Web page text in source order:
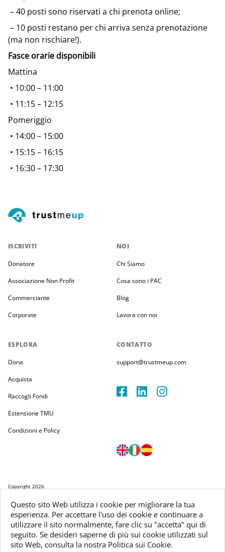
Questo sito Web utilizza i cookie per migliorare la tua
esperienza. Per accettare l'uso dei cookie e continuare a
utilizzare il sito normalmente, fare clic su "accetta" qui di
seguito. Se desideri saperne di più sui cookie utilizzati sul
sito Web, consulta la nostra Politica sui Cookie.
– 40 posti sono riservati a chi prenota online;
– 10 posti restano per chi arriva senza prenotazione
(ma non rischiare!).
Fasce orarie disponibili
Mattina
• 10:00 – 11:00
• 11:15 – 12:15
Pomeriggio
• 14:00 – 15:00
• 15:15 – 16:15
• 16:30 – 17:30
ISCRIVITI
Donatore
Associazione Non Profit
Commerciante
Corporate
ESPLORA
Dona
Acquista
Raccogli Fondi
Estensione TMU
Condizioni e Policy
NOI
Chi Siamo
Cosa sono i PAC
Blog
Lavora con noi
CONTATTO
support@trustmeup.com
Copyright 2026
VAT 3804385KH